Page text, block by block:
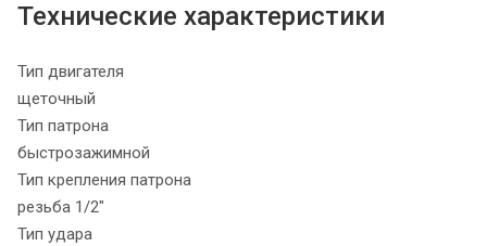
Технические характеристики
Тип двигателя
щеточный
Тип патрона
быстрозажимной
Тип крепления патрона
резьба 1/2"
Тип удара